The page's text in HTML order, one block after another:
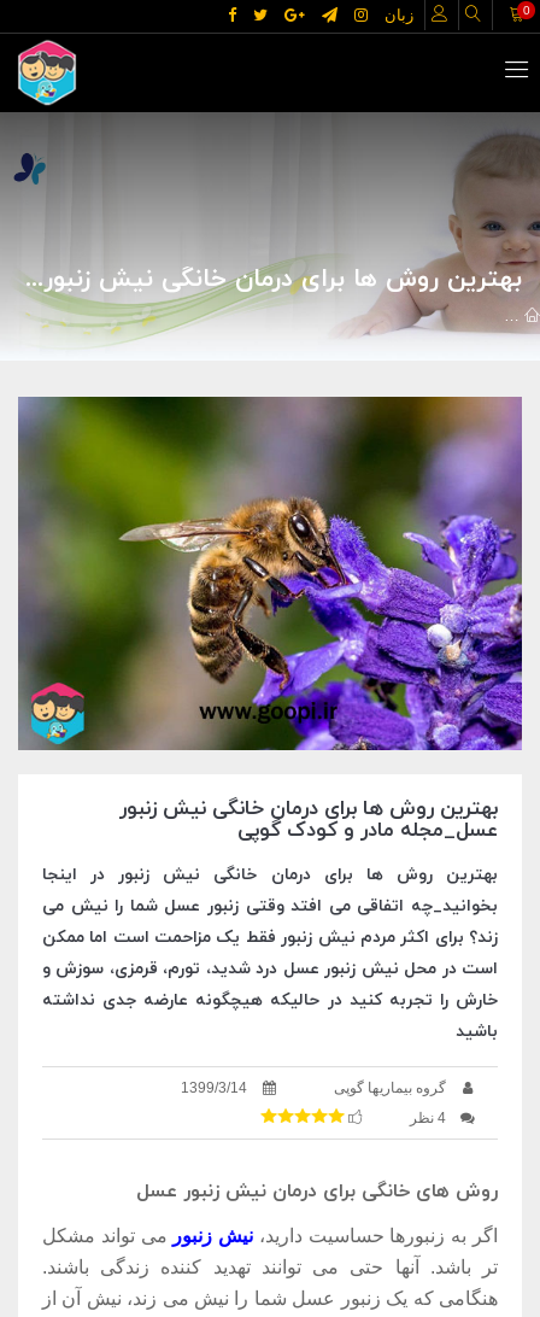
زبان 0
بهترین روش ها برای درمان خانگی نیش زنبور عسل_مجله مادر و کودک گوپی
علوم پزشکی بهترین روش ها برای درمان خانگی
بهترین روش ها برای درمان خانگی نیش زنبور
عسل_مجله مادر و کودک گوپی
بهترین روش ها برای درمان خانگی نیش زنبور در اینجا
بخوانید_چه اتفاقی می افتد وقتی زنبور عسل شما را نیش می
زند؟ برای اکثر مردم نیش زنبور فقط یک مزاحمت است اما ممکن
است در محل نیش زنبور عسل درد شدید، تورم، قرمزی، سوزش و
خارش را تجربه کنید در حالیکه هیچگونه عارضه جدی نداشته
باشید
گروه بیماریها گوپی
1399/3/14
4 نظر
روش های خانگی برای درمان نیش زنبور عسل
اگر به زنبورها حساسیت دارید، نیش زنبور می تواند مشکل
تر باشد. آنها حتی می توانند تهدید کننده زندگی باشند.
هنگامی که یک زنبور عسل شما را نیش می زند، نیش آن از